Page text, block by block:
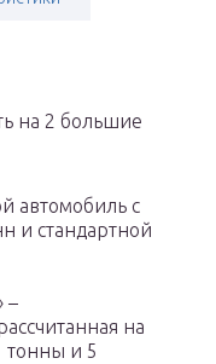
на 2 большие
автомобиль с
и стандартной
–
на
тонны и 5